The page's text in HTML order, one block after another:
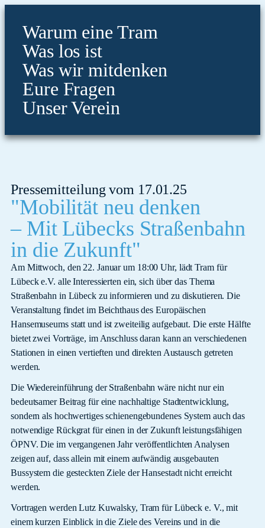
Warum eine Tram
Was los ist
Was wir mitdenken
Eure Fragen
Unser Verein
Pressemitteilung vom 17.01.25
"Mobilität neu denken
– Mit Lübecks Straßenbahn
in die Zukunft"
Am Mittwoch, den 22. Januar um 18:00 Uhr, lädt Tram für
Lübeck e.V. alle Interessierten ein, sich über das Thema
Straßenbahn in Lübeck zu informieren und zu diskutieren. Die
Veranstaltung findet im Beichthaus des Europäischen
Hansemuseums statt und ist zweiteilig aufgebaut. Die erste Hälfte
bietet zwei Vorträge, im Anschluss daran kann an verschiedenen
Stationen in einen vertieften und direkten Austausch getreten
werden.
Die Wiedereinführung der Straßenbahn wäre nicht nur ein
bedeutsamer Beitrag für eine nachhaltige Stadtentwicklung,
sondern als hochwertiges schienengebundenes System auch das
notwendige Rückgrat für einen in der Zukunft leistungsfähigen
ÖPNV. Die im vergangenen Jahr veröffentlichten Analysen
zeigen auf, dass allein mit einem aufwändig ausgebauten
Bussystem die gesteckten Ziele der Hansestadt nicht erreicht
werden.
Vortragen werden Lutz Kuwalsky, Tram für Lübeck e. V., mit
einem kurzen Einblick in die Ziele des Vereins und in die